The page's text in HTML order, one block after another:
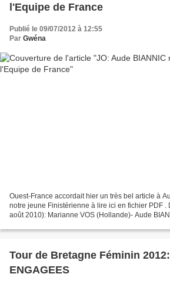
l'Equipe de France
Publié le 09/07/2012 à 12:55
Par Gwéna
Ouest-France accordait hier un très bel article à
notre jeune Finistérienne à lire ici en fichier PDF .
août 2010): Marianne VOS (Hollande)- Aude
Tour de Bretagne Féminin
ENGAGEES